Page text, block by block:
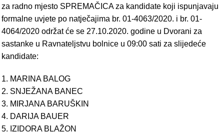
za radno mjesto SPREMAČICA za kandidate koji ispunjavaju
formalne uvjete po natječajima br. 01-4063/2020. i br. 01-
4064/2020 održat će se 27.10.2020. godine u Dvorani za
sastanke u Ravnateljstvu bolnice u 09:00 sati za slijedeće
kandidate:
1. MARINA BALOG
2. SNJEŽANA BANEC
3. MIRJANA BARUŠKIN
4. DARIJA BAUER
5. IZIDORA BLAŽON